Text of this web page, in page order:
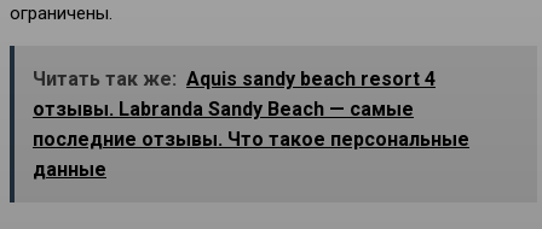
ограничены.
Читать так же: Aquis sandy beach resort 4
отзывы. Labranda Sandy Beach — самые
последние отзывы. Что такое персональные
данные